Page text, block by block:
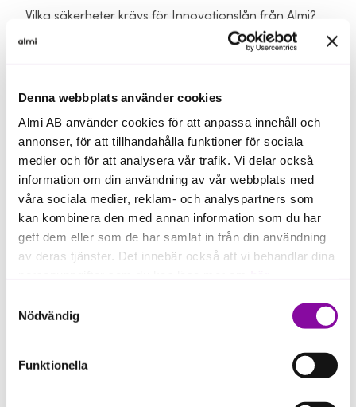
Denna webbplats använder cookies
Almi AB använder cookies för att anpassa innehåll och
annonser, för att tillhandahålla funktioner för sociala
medier och för att analysera vår trafik. Vi delar också
information om din användning av vår webbplats med
våra sociala medier, reklam- och analyspartners som
kan kombinera den med annan information som du har
gett dem eller som de har samlat in från din användning
av deras tjänster. Det innebär också att vi behandlar dina
Om du klickar på avvisa kommer användning av kakor
eller delning av information enligt ovan, inte att ske,
förutom för kakor som är nödvändiga för att hemsidan
ska fungera se mer under inställningar.
Nödvändig
Funktionella
Vilka säkerheter krävs för Innovationslån från Almi?
Säkerhetskraven varierar beroende på projektets risk och
företagets situation. Ofta används en kombination av
materiella tillgångar saknas i tidiga faser.
Rådgivaren går igenom vad som är rimligt för ditt
företag och ditt projekt.
Hur lång är återbetalningstiden på Innovationslån
hos Almi?
Återbetalningstiden för Innovationslån är vanligtvis 3–5 år,
men den kan anpassas efter projektets utvecklingsfaser.
Den längsta möjliga återbetalningstiden är 96 månader
att den passar projektets förväntade tid till marknad.